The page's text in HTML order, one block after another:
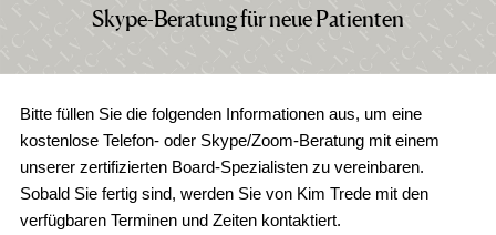
Nach der Geburt
Über FCLV
Patient Portal
Free Fertility Seminars
Skype-Beratung für neue Patienten
Bitte füllen Sie die folgenden Informationen aus, um eine
kostenlose Telefon- oder Skype/Zoom-Beratung mit einem
unserer zertifizierten Board-Spezialisten zu vereinbaren.
Sobald Sie fertig sind, werden Sie von Kim Trede mit den
verfügbaren Terminen und Zeiten kontaktiert.